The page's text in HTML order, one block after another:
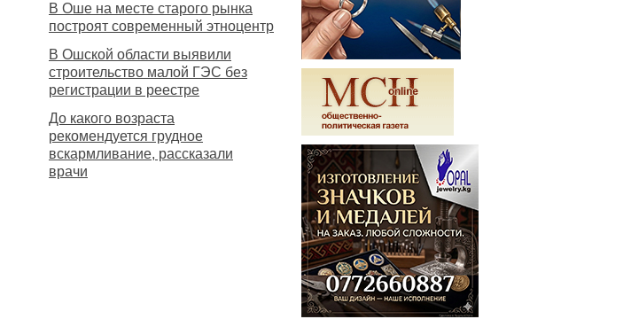
В Оше на месте старого рынка
построят современный этноцентр
В Ошской области выявили
строительство малой ГЭС без
регистрации в реестре
До какого возраста
рекомендуется грудное
вскармливание, рассказали
врачи